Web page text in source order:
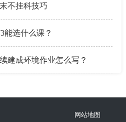
不挂科技巧
能选什么课？
建成环境作业怎么写？
网站地图